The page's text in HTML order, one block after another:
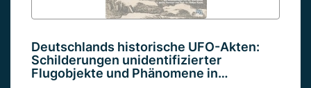
Deutschlands historische UFO-Akten:
Schilderungen unidentifizierter
Flugobjekte und Phänomene in…